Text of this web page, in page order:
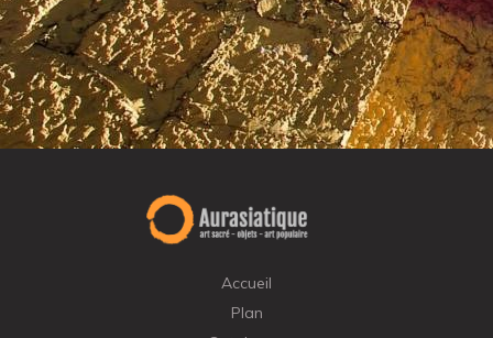
Accueil
Plan